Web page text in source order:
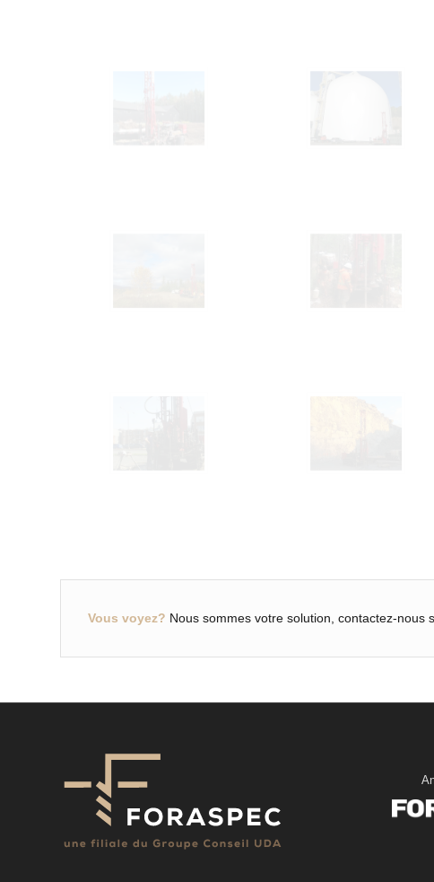
Vous voyez? Nous sommes votre solution, contactez-nous